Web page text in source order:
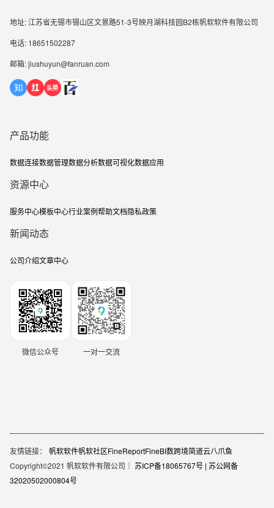
地址: 江苏省无锡市锡山区文景路51-3号映月湖科技园B2栋帆软软件有限公司
电话: 18651502287
邮箱: jiushuyun@fanruan.com
产品功能
数据连接数据管理数据分析数据可视化数据应用
资源中心
服务中心模板中心行业案例帮助文档隐私政策
新闻动态
公司介绍文章中心
微信公众号 一对一交流
友情链接： 帆软软件帆软社区FineReportFineBI数跨境简道云八爪鱼
Copyright©2021 帆软软件有限公司｜ 苏ICP备18065767号 | 苏公网备
32020502000804号